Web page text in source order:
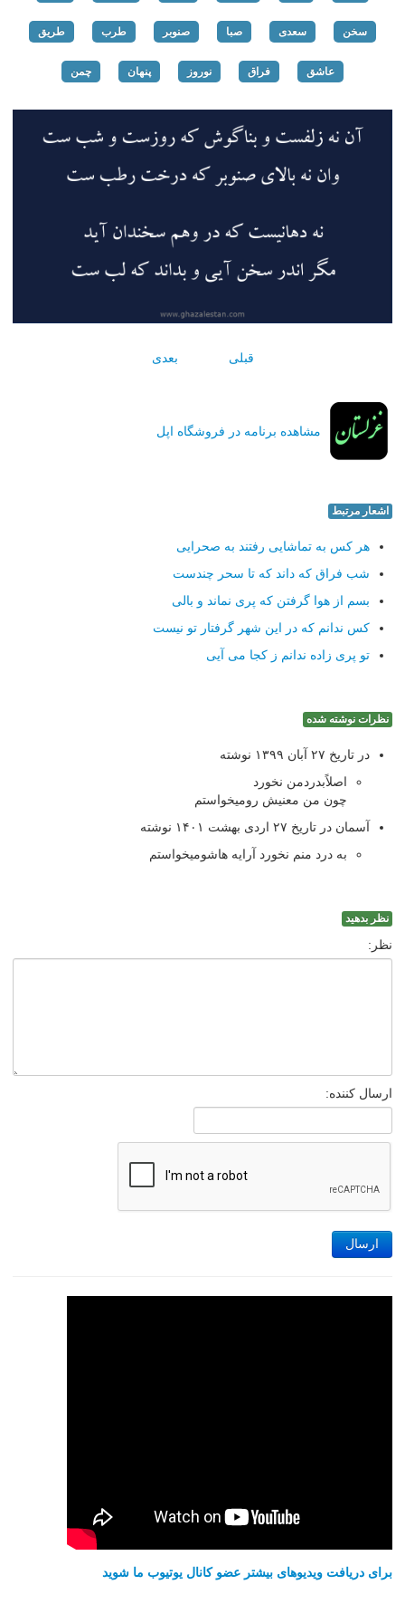
سخن سعدی صبا صنوبر طرب طریق
عاشق فراق نوروز پنهان چمن
قبلی بعدی
مشاهده برنامه در فروشگاه اپل
اشعار مرتبط
هر کس به تماشایی رفتند به صحرایی
شب فراق که داند که تا سحر چندست
بسم از هوا گرفتن که پری نماند و بالی
کس ندانم که در این شهر گرفتار تو نیست
تو پری زاده ندانم ز کجا می آیی
نظرات نوشته شده
در تاریخ ۲۷ آبان ۱۳۹۹ نوشته
اصلاًبدردمن نخورد
چون من معنیش رومیخواستم
آسمان در تاریخ ۲۷ اردی بهشت ۱۴۰۱ نوشته
به درد منم نخورد آرایه هاشومیخواستم
نظر بدهید
نظر:
ارسال کننده:
ارسال
برای دریافت ویدیوهای بیشتر عضو کانال یوتیوب ما شوید